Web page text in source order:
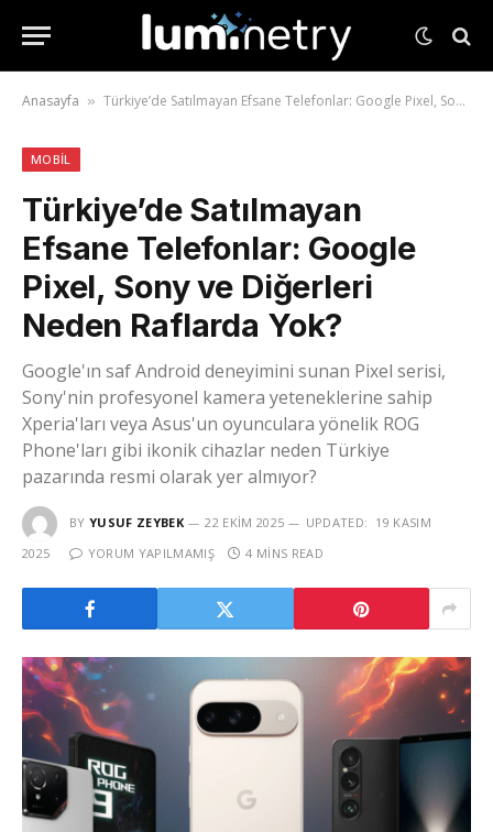
Anasayfa » Türkiye’de Satılmayan Efsane Telefonlar: Google Pixel, Sony ve Diğerleri Neden Raflarda Yok?
MOBIL
Türkiye’de Satılmayan
Efsane Telefonlar: Google
Pixel, Sony ve Diğerleri
Neden Raflarda Yok?
Google'ın saf Android deneyimini sunan Pixel serisi,
Sony'nin profesyonel kamera yeteneklerine sahip
Xperia'ları veya Asus'un oyunculara yönelik ROG
Phone'ları gibi ikonik cihazlar neden Türkiye
pazarında resmi olarak yer almıyor?
BY YUSUF ZEYBEK 22 EKIM 2025 UPDATED: 19 KASIM
2025
YORUM YAPILMAMIŞ 4 MINS READ